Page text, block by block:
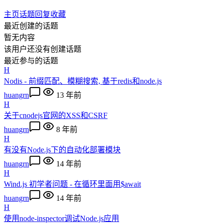
主页话题回复收藏
最近创建的话题
暂无内容
该用户还没有创建话题
最近参与的话题
H
Nodis - 前缀匹配、模糊搜索, 基于redis和node.js
huangrn
13 年前
H
关于cnodejs官网的XSS和CSRF
huangrn
8 年前
H
有没有Node.js下的自动化部署模块
huangrn
14 年前
H
Wind.js 初学者问题 - 在循环里面用$await
huangrn
14 年前
H
使用node-inspector调试Node.js应用